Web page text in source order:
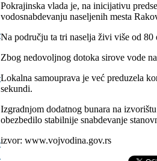
Pokrajinska vlada je, na inicijativu
vodosnabdevanju naseljenih mesta
Na području ta tri naselja živi više od
Zbog nedovoljnog dotoka sirove vode
Lokalna samouprava je već preduzela
sekundi.
Izgradnjom dodatnog bunara na
obezbedilo stabilnije snabdevanje
izvor: www.vojvodina.gov.rs